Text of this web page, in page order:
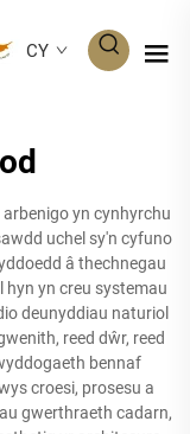
CY
yn cynhyrchu
uchel sy'n cyfuno
â thechnegau
yn creu systemau
deunyddiau naturiol
reed dŵr, reed
bennaf
croesi, prosesu a
gwerthraeth cadarn,